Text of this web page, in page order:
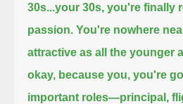
30s...your 30s, you're finally
passion. You're nowhere
attractive as all the younger
okay, because you, you're
important roles—principal,